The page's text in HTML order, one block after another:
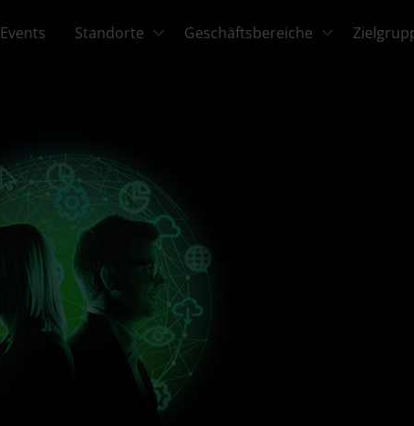
Events Standorte Geschäftsbereiche